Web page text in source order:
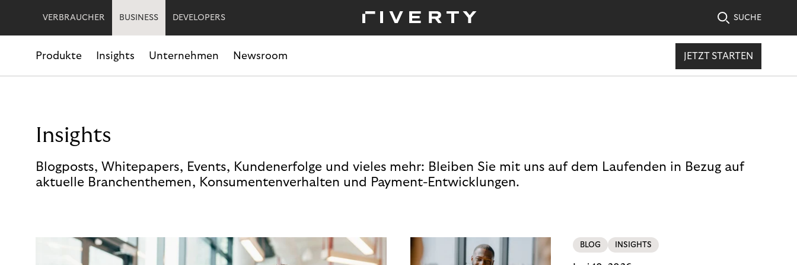
VERBRAUCHER BUSINESS DEVELOPERS SUCHE
Produkte Insights Unternehmen Newsroom JETZT STARTEN
Insights
Blogposts, Whitepapers, Events, Kundenerfolge und vieles mehr: Bleiben Sie mit uns auf dem Laufenden in Bezug auf
aktuelle Branchenthemen, Konsumentenverhalten und Payment-Entwicklungen.
BLOG INSIGHTS